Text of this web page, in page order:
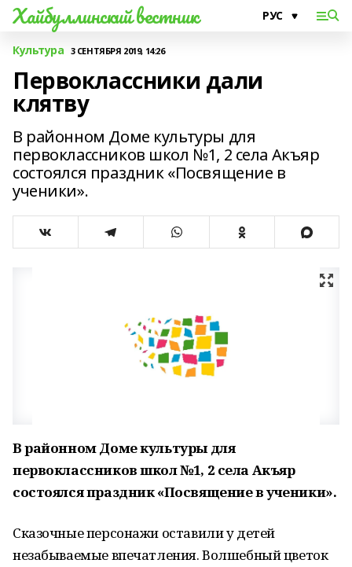
Хайбуллинский вестник
Культура 3 СЕНТЯБРЯ 2019, 14:26
Первоклассники дали
клятву
В районном Доме культуры для
первоклассников школ №1, 2 села Акъяр
состоялся праздник «Посвящение в
ученики».
В районном Доме культуры для
первоклассников школ №1, 2 села Акъяр
состоялся праздник «Посвящение в ученики».
Сказочные персонажи оставили у детей
незабываемые впечатления. Волшебный цветок